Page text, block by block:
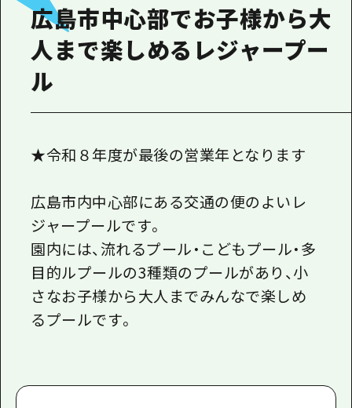
ガイドブック
広島県の魅力を動画でご紹介！
フォトダウンロード
広島市中心部でお子様から大
人まで楽しめるレジャープー
ル
★令和８年度が最後の営業年となります
広島市内中心部にある交通の便のよいレ
ジャープールです。
園内には、流れるプール・こどもプール・多
目的ルプールの3種類のプールがあり、小
さなお子様から大人までみんなで楽しめ
るプールです。